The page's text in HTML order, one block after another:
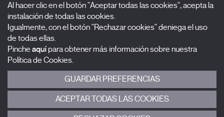
Apellidos
Correo electrónico
Selecciona una categoría
0 listas seleccionadas
Acepto términos, condiciones ypolítica de privacidad
Al hacer clic en el botón "Aceptar todas las cookies", acepta la
instalación de todas las cookies.
Igualmente, con el botón "Rechazar cookies" deniega el uso
de todas ellas.
Pinche aquí para obtener más información sobre nuestra
Política de Cookies.
GUARDAR PREFERENCIAS
ACEPTAR TODAS LAS COOKIES